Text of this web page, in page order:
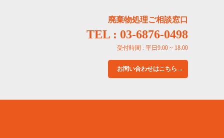
廃棄物処理ご相談窓口
TEL : 03-6876-0498
受付時間 : 平日9:00 ~ 18:00
お問い合わせはこちら→